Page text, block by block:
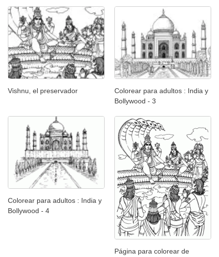
Vishnu, el preservador
Colorear para adultos : India y
Bollywood - 3
Colorear para adultos : India y
Bollywood - 4
Página para colorear de